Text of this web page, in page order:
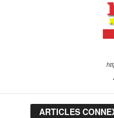
ARTICLES